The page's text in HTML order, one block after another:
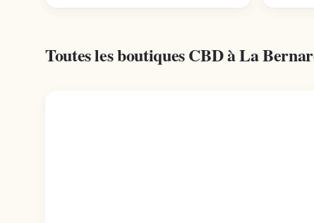
Toutes les boutiques CBD à La